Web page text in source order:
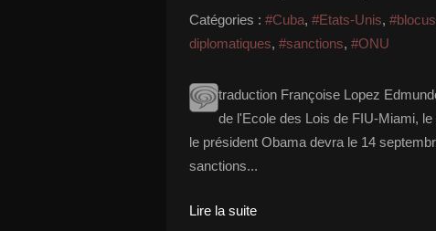
Catégories : #Cuba, #Etats-Unis, #blocus
diplomatiques, #sanctions, #ONU
traduction Françoise Lopez
de l'Ecole des Lois de FIU-Miami,
le président Obama devra le 14
sanctions...
Lire la suite